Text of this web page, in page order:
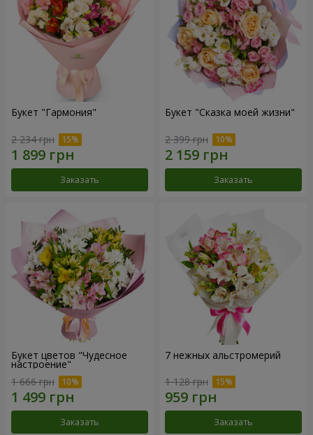
Букет "Гармония"
2 234 грн
Заказать
Букет "Сказка моей жизни"
2 399 грн
Заказать
Букет цветов "Чудесное
настроение"
1 666 грн
Заказать
7 нежных альстромерий
1 128 грн
Заказать